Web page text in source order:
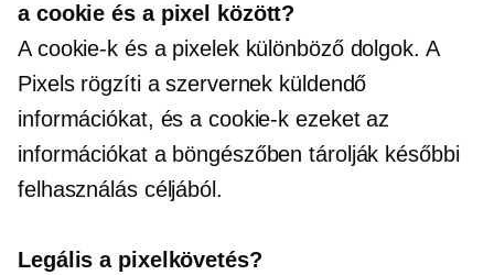
a cookie és a pixel között?
A cookie-k és a pixelek különböző dolgok. A
Pixels rögzíti a szervernek küldendő
információkat, és a cookie-k ezeket az
információkat a böngészőben tárolják későbbi
felhasználás céljából.
Legális a pixelkövetés?